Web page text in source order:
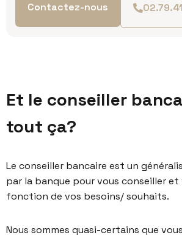
Contactez-nous
Et le conseiller
tout ça?
Le conseiller bancaire est un
par la banque pour vous conseiller et
fonction de vos besoins/ souhaits.
Nous sommes quasi-certains que